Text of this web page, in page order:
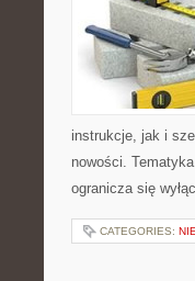
instrukcje, jak i
nowości.
ogranicza się
CATEGORIES: